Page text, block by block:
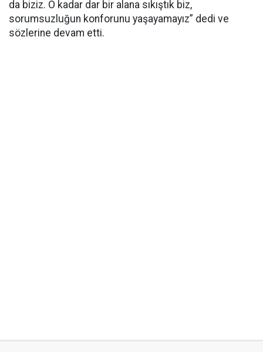
da biziz. O kadar dar bir alana sıkıştık biz,
sorumsuzluğun konforunu yaşayamayız” dedi ve
sözlerine devam etti.